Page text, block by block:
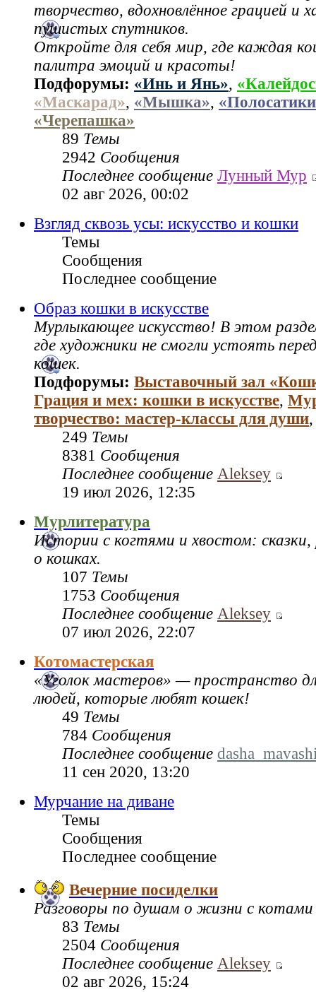
творчество, вдохновлённое грацией и
пушистых спутников.
Откройте для себя мир, где каждая
палитра эмоций и красоты!
Подфорумы: «Инь и Янь»,
«Маскарад», «Мышка»,
«Черепашка»
89 Темы
2942 Сообщения
Последнее сообщение Лунный Мур
02 авг 2026, 00:02
Взгляд сквозь усы: искусство и кошки
Темы
Сообщения
Последнее сообщение
Образ кошки в искусстве
Мурлыкающее искусство! В этом
где художники не смогли устоять
кошек.
Подфорумы: Выставочный зал
Грация и мех: кошки в искусстве,
творчество: мастер‑классы для души
249 Темы
8381 Сообщения
Последнее сообщение Aleksey
19 июл 2026, 12:35
Мурлитература
Истории с когтями и хвостом: сказки,
о кошках.
107 Темы
1753 Сообщения
Последнее сообщение Aleksey
07 июл 2026, 22:07
Котомастерская
«Уголок мастеров» — пространство
людей, которые любят кошек!
49 Темы
784 Сообщения
Последнее сообщение
11 сен 2020, 13:20
Мурчание на диване
Темы
Сообщения
Последнее сообщение
Вечерние посиделки
Разговоры по душам о жизни с котами
83 Темы
2504 Сообщения
Последнее сообщение Aleksey
02 авг 2026, 15:24